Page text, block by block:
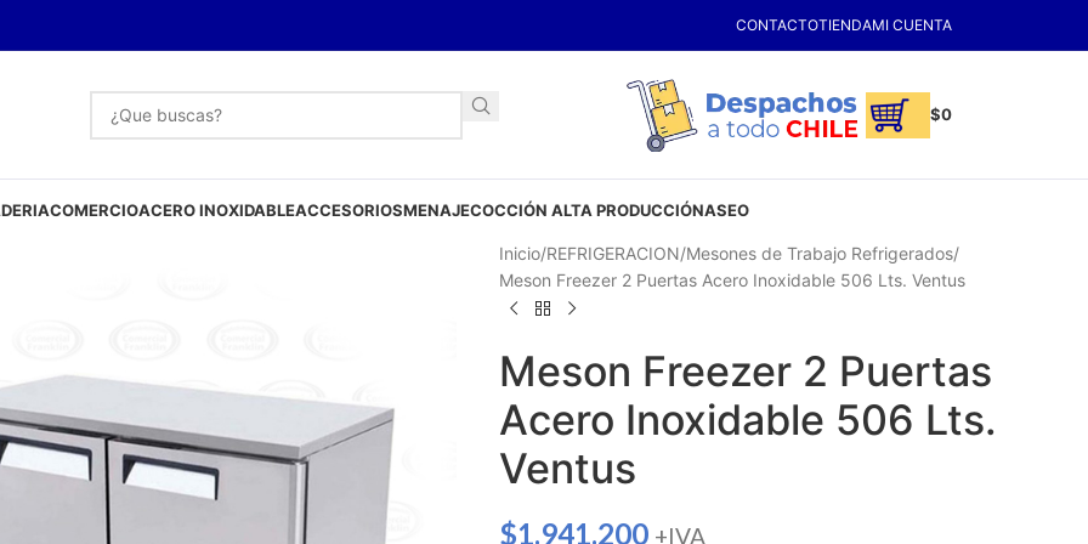
CONTACTOTIENDAMI CUENTA
$0
COMERCIOACERO INOXIDABLEACCESORIOSMENAJECOCCIÓN ALTA PRODUCCIÓNASEO
Inicio REFRIGERACION Mesones de Trabajo Refrigerados
Meson Freezer 2 Puertas Acero Inoxidable 506 Lts. Ventus
Meson Freezer 2 Puertas
Acero Inoxidable 506 Lts.
Ventus
$1.941.200 +IVA